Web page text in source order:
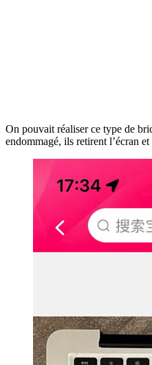
On pouvait réaliser ce type de
endommagé, ils retirent l’écran